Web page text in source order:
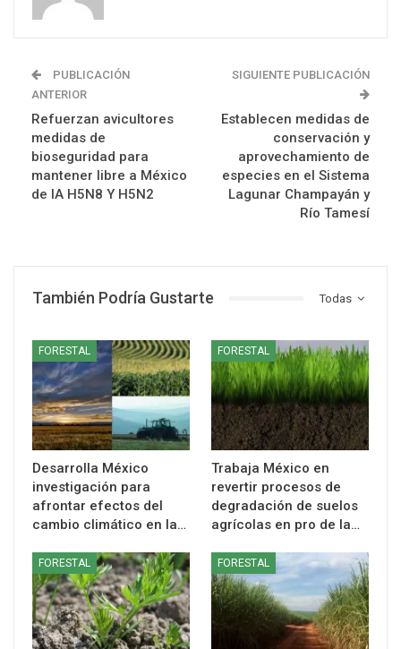
PUBLICACIÓN
ANTERIOR
Refuerzan avicultores
medidas de
bioseguridad para
mantener libre a México
de IA H5N8 Y H5N2
SIGUIENTE PUBLICACIÓN
Establecen medidas de
conservación y
aprovechamiento de
especies en el Sistema
Lagunar Champayán y
Río Tamesí
Todas
También Podría Gustarte
FORESTAL
Desarrolla México
investigación para
afrontar efectos del
cambio climático en la…
FORESTAL
Trabaja México en
revertir procesos de
degradación de suelos
agrícolas en pro de la…
FORESTAL FORESTAL